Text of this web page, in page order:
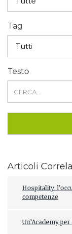
Tag
Testo
Articoli
Hospitality:
competenze
Un’Academy